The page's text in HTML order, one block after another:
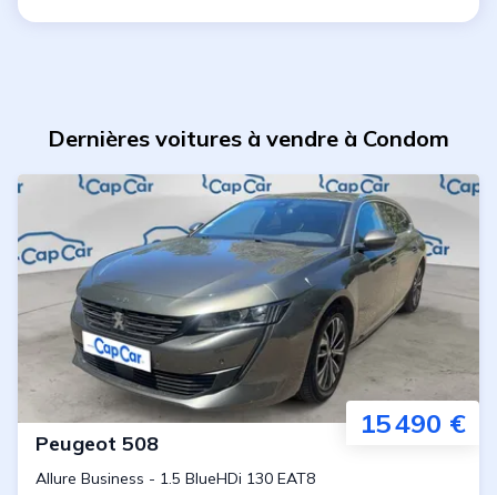
Dernières voitures à vendre à Condom
15 490 €
Peugeot 508
Allure Business - 1.5 BlueHDi 130 EAT8